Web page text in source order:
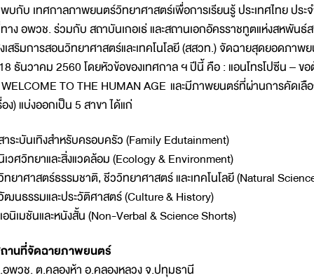
กับ เทศกาลภาพยนตร์วิทยาศาสตร์เพื่อการเรียนรู้ ประเทศไทย ประ
าง อพวช. ร่วมกับ สถาบันเกอเธ่ และสถานเอกอัครราชทูตแห่งสหพันธ์
เสริมการสอนวิทยาศาสตร์และเทคโนโลยี (สสวท.) จัดฉายสุดยอดภา
ธันวาคม 2560 โดยหัวข้อของเทศกาล ฯ ปีนี้ คือ : แอนโทรโปซีน –
TO THE HUMAN AGE และมีภาพยนตร์ที่ผ่านการคัดเลื
อง) แบ่งออกเป็น 5 สาขา ได้แก่
าระบันเทิงสำหรับครอบครัว (Family Edutainment)
เวศวิทยาและสิ่งแวดล้อม (Ecology & Environment)
ทยาศาสตร์ธรรมชาติ, ชีววิทยาศาสตร์ และเทคโนโลยี (Natural
ฒนธรรมและประวัติศาสตร์ (Culture & History)
อนิเมชันและหนังสั้น (Non-Verbal & Science Shorts)
านที่จัดฉายภาพยนตร์
พวช. ต.คลองห้า อ.คลองหลวง จ.ปทุมธานี